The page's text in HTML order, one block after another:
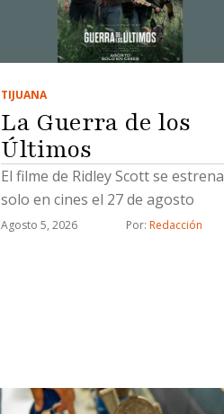
TIJUANA
La Guerra de los
Últimos
El filme de Ridley Scott se estrena
solo en cines el 27 de agosto
Agosto 5, 2026 Por: Redacción